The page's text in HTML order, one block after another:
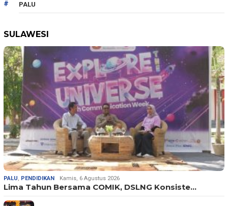
PALU
SULAWESI
PALU, PENDIDIKAN Kamis, 6 Agustus 2026
Lima Tahun Bersama COMIK, DSLNG Konsiste…